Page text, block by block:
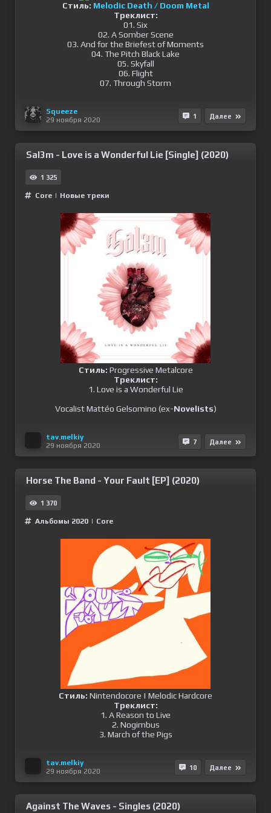
Стиль: Melodic Death / Doom Metal
Треклист:
01. Six
02. A Somber Scene
03. And for the Briefest of Moments
04. The Pitch Black Lake
05. Skyfall
06. Flight
07. Through Storm
Squeeze
29 ноября 2020
1 Далее
Sal3m - Love is a Wonderful Lie [Single] (2020)
1 325
Сore | Новые треки
Стиль: Progressive Metalcore
Треклист:
1. Love is a Wonderful Lie
Vocalist Mattéo Gelsomino (ex-Novelists)
tav.melkiy
29 ноября 2020
7 Далее
Horse The Band - Your Fault [EP] (2020)
1 370
Альбомы 2020 | Сore
Стиль: Nintendocore | Melodic Hardcore
Треклист:
1. A Reason to Live
2. Nogimbus
3. March of the Pigs
tav.melkiy
29 ноября 2020
10 Далее
Against The Waves - Singles (2020)